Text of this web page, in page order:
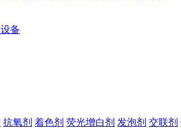
备
抗氧剂 着色剂 荧光增白剂 发泡剂 交联剂